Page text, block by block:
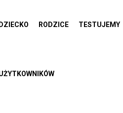
DZIECKO RODZICE TESTUJEMY